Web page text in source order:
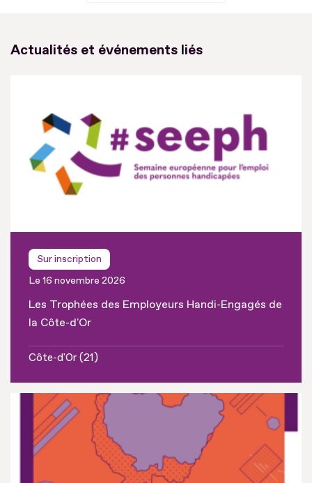
Actualités et événements liés
Sur inscription
Le 16 novembre 2026
Les Trophées des Employeurs Handi-Engagés de
la Côte-d'Or
Côte-d'Or (21)